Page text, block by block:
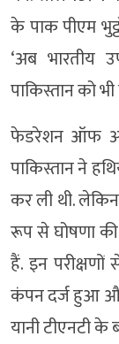
के पाक पीएम
‘अब भारतीय
पाकिस्तान को
फेडरेशन ऑफ
पाकिस्तान ने
कर ली थी.
रूप से घोषणा
हैं. इन परीक्षणों
कंपन दर्ज हुआ
यानी टीएनटी